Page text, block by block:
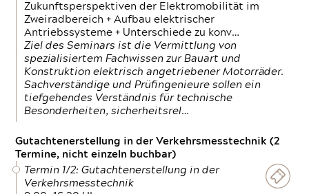
Zukunftsperspektiven der Elektromobilität im
Zweiradbereich + Aufbau elektrischer
Antriebssysteme + Unterschiede zu konv…
Ziel des Seminars ist die Vermittlung von
spezialisiertem Fachwissen zur Bauart und
Konstruktion elektrisch angetriebener Motorräder.
Sachverständige und Prüfingenieure sollen ein
tiefgehendes Verständnis für technische
Besonderheiten, sicherheitsrel…
Gutachtenerstellung in der Verkehrsmesstechnik (2
Termine, nicht einzeln buchbar)
Termin 1/2: Gutachtenerstellung in der
Verkehrsmesstechnik